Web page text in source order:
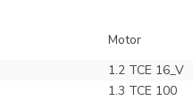
Motor
1.2 TCE 16_V
1.3 TCE 100